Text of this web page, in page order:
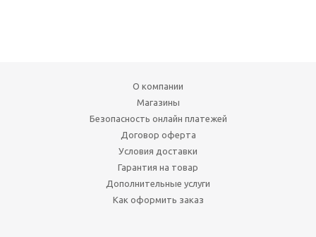
О компании
Магазины
Безопасность онлайн платежей
Договор оферта
Условия доставки
Гарантия на товар
Дополнительные услуги
Как оформить заказ